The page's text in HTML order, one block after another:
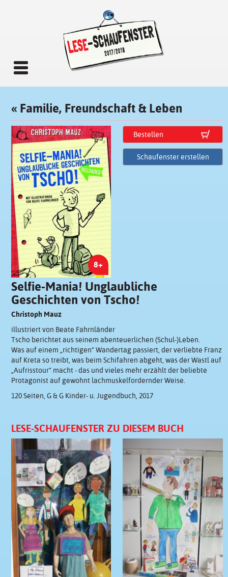
«Familie, Freundschaft & Leben
8+
Bestellen
Schaufenster erstellen
Selfie-Mania! Unglaubliche
Geschichten von Tscho!
Christoph Mauz
illustriert von Beate Fahrnländer
Tscho berichtet aus seinem abenteuerlichen (Schul-)Leben.
Was auf einem „richtigen“ Wandertag passiert, der verliebte Franz
auf Kreta so treibt, was beim Schifahren abgeht, was der Wastl auf
„Aufrisstour“ macht - das und vieles mehr erzählt der beliebte
Protagonist auf gewohnt lachmuskelfordernder Weise.
120 Seiten, G & G Kinder- u. Jugendbuch, 2017
LESE-SCHAUFENSTER ZU DIESEM BUCH